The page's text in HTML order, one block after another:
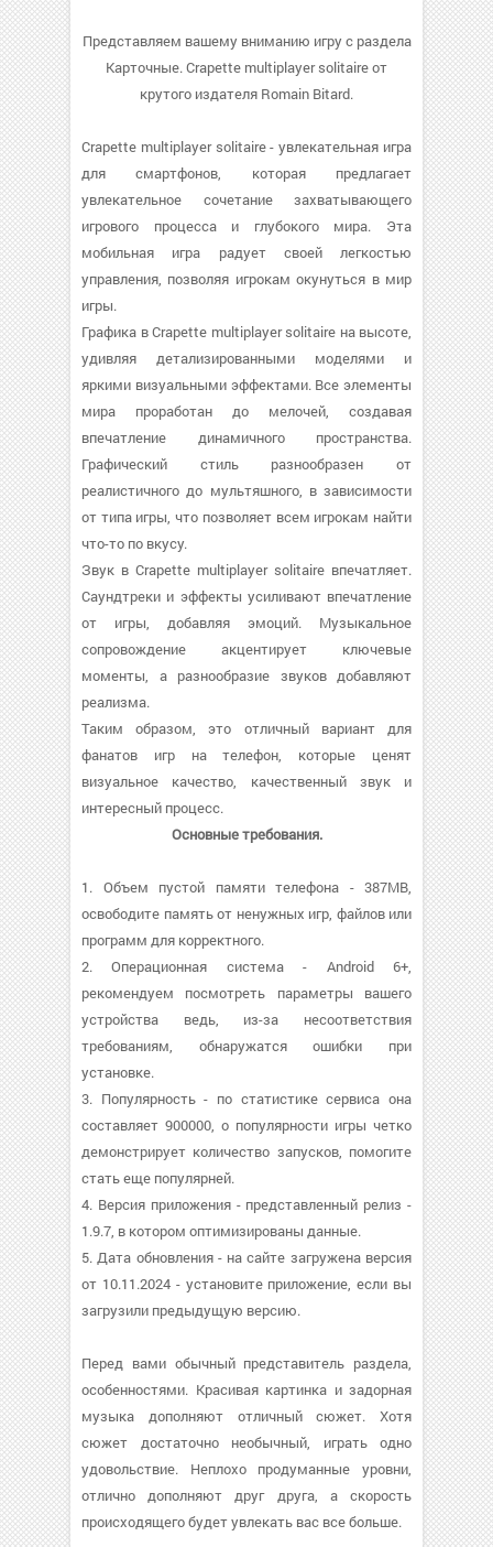
Представляем вашему вниманию игру с раздела
Карточные. Crapette multiplayer solitaire от
крутого издателя Romain Bitard.
Crapette multiplayer solitaire - увлекательная игра
для смартфонов, которая предлагает
увлекательное сочетание захватывающего
игрового процесса и глубокого мира. Эта
мобильная игра радует своей легкостью
управления, позволяя игрокам окунуться в мир
игры.
Графика в Crapette multiplayer solitaire на высоте,
удивляя детализированными моделями и
яркими визуальными эффектами. Все элементы
мира проработан до мелочей, создавая
впечатление динамичного пространства.
Графический стиль разнообразен от
реалистичного до мультяшного, в зависимости
от типа игры, что позволяет всем игрокам найти
что-то по вкусу.
Звук в Crapette multiplayer solitaire впечатляет.
Саундтреки и эффекты усиливают впечатление
от игры, добавляя эмоций. Музыкальное
сопровождение акцентирует ключевые
моменты, а разнообразие звуков добавляют
реализма.
Таким образом, это отличный вариант для
фанатов игр на телефон, которые ценят
визуальное качество, качественный звук и
интересный процесс.
Основные требования.
1. Объем пустой памяти телефона - 387MB,
освободите память от ненужных игр, файлов или
программ для корректного.
2. Операционная система - Android 6+,
рекомендуем посмотреть параметры вашего
устройства ведь, из-за несоответствия
требованиям, обнаружатся ошибки при
установке.
3. Популярность - по статистике сервиса она
составляет 900000, о популярности игры четко
демонстрирует количество запусков, помогите
стать еще популярней.
4. Версия приложения - представленный релиз -
1.9.7, в котором оптимизированы данные.
5. Дата обновления - на сайте загружена версия
от 10.11.2024 - установите приложение, если вы
загрузили предыдущую версию.
Перед вами обычный представитель раздела,
особенностями. Красивая картинка и задорная
музыка дополняют отличный сюжет. Хотя
сюжет достаточно необычный, играть одно
удовольствие. Неплохо продуманные уровни,
отлично дополняют друг друга, а скорость
происходящего будет увлекать вас все больше.